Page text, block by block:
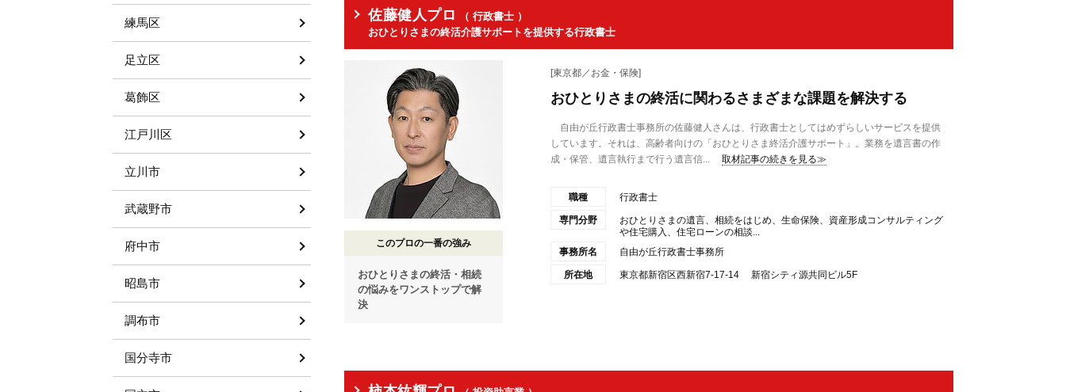
佐藤健人プロ
（ 行政書士 ）
おひとりさまの終活介護サポートを提供する行政書士
このプロの一番の強み
おひとりさまの終活・相続
の悩みをワンストップで解
決
[東京都／お金・保険]
おひとりさまの終活に関わるさまざまな課題を解決する
自由が丘行政書士事務所の佐藤健人さんは、行政書士としてはめずらしいサービスを提供
しています。それは、高齢者向けの「おひとりさま終活介護サポート」。業務を遺言書の作
成・保管、遺言執行まで行う遺言信...
取材記事の続きを見る≫
職種 行政書士
専門分野
おひとりさまの遺言、相続をはじめ、生命保険、資産形成コンサルティング
や住宅購入、住宅ローンの相談...
事務所名
自由が丘行政書士事務所
所在地 東京都新宿区西新宿7-17-14 新宿シティ源共同ビル5F
練馬区
足立区
葛飾区
江戸川区
立川市
武蔵野市
府中市
昭島市
調布市
国分寺市